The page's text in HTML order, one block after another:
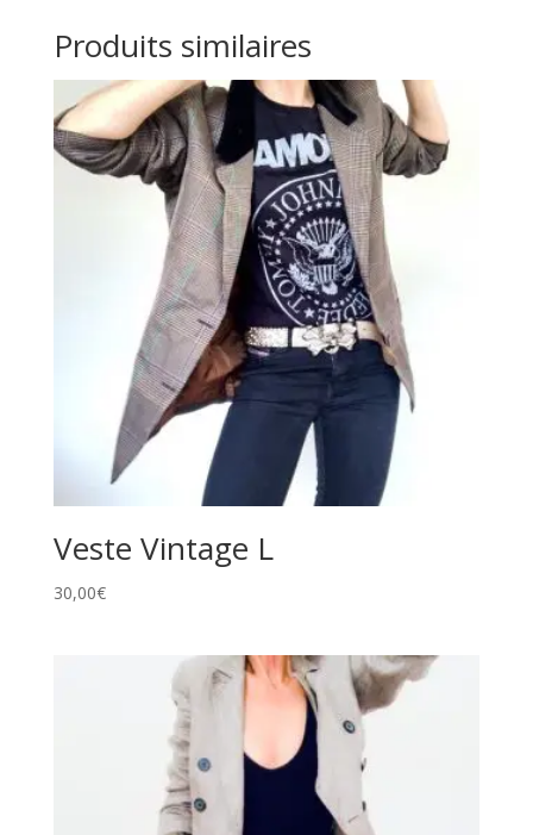
i
:
Produits similaires
Veste Vintage L
30,00€